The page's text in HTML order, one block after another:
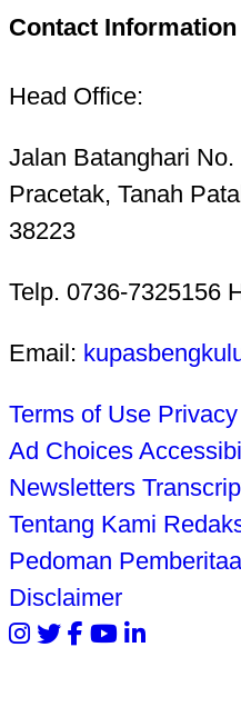
Contact Information
Head Office:
Jalan Batanghari
Pracetak, Tanah
38223
Telp. 0736-7325156
Email:
Terms of Use
Ad Choices
Newsletters
Tentang Kami
Pedoman
Disclaimer